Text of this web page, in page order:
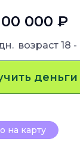
000 ₽
возраст 18 -
деньги
на карту